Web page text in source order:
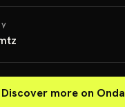
Discover more on Onda